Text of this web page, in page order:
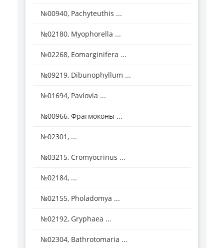
№00940, Pachyteuthis ...
№02180, Myophorella ...
№02268, Eomarginifera ...
№09219, Dibunophyllum ...
№01694, Pavlovia ...
№00966, Фрагмоконы ...
№02301, ...
№03215, Cromyocrinus ...
№02184, ...
№02155, Pholadomya ...
№02192, Gryphaea ...
№02304, Bathrotomaria ...